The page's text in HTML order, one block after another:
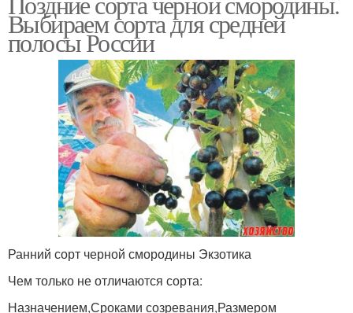
Выбираем сорта для средней
полосы России
Ранний сорт черной смородины Экзотика
Чем только не отличаются сорта:
Назначением,Сроками созревания,Размером